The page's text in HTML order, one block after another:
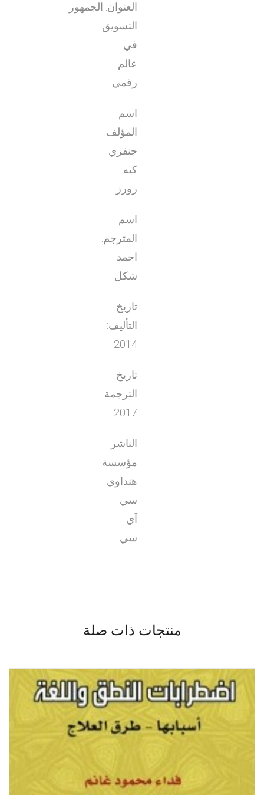
العنوان: الجمهور
التسويق
في
عالم
رقمي
اسم
المؤلف:
جنفري
كيه
رورز
اسم
المترجم:
احمد
شكل
تاريخ
التأليف:
2014
تاريخ
الترجمة:
2017
الناشر:
مؤسسة
هنداوي
سي
آي
سي
منتجات ذات صلة